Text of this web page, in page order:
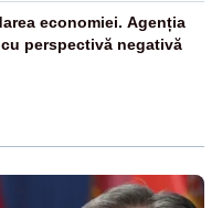
economiei. Agenția
perspectivă negativă